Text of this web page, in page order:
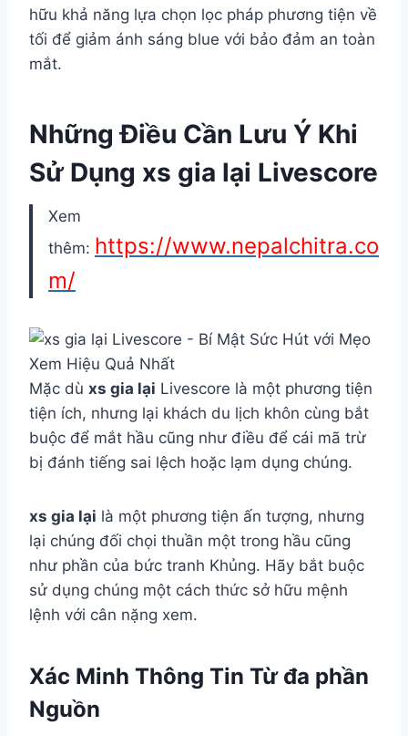
hữu khả năng lựa chọn lọc pháp phương tiện về
tối để giảm ánh sáng blue với bảo đảm an toàn
mắt.
Những Điều Cần Lưu Ý Khi
Sử Dụng xs gia lại Livescore
Xem
thêm: https://www.nepalchitra.co
m/
Mặc dù xs gia lại Livescore là một phương tiện
tiện ích, nhưng lại khách du lịch khôn cùng bắt
buộc để mắt hầu cũng như điều để cái mã trừ
bị đánh tiếng sai lệch hoặc lạm dụng chúng.
xs gia lại là một phương tiện ấn tượng, nhưng
lại chúng đối chọi thuần một trong hầu cũng
như phần của bức tranh Khủng. Hãy bắt buộc
sử dụng chúng một cách thức sở hữu mệnh
lệnh với cân nặng xem.
Xác Minh Thông Tin Từ đa phần
Nguồn